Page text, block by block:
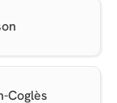
Coglès